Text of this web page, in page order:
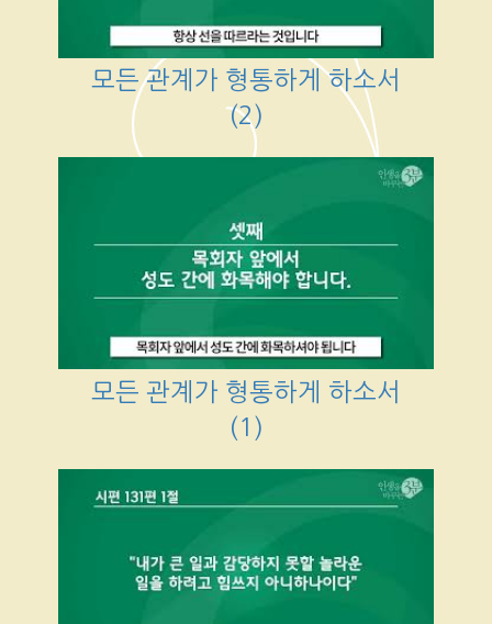
모든 관계가 형통하게 하소서
(2)
모든 관계가 형통하게 하소서
(1)